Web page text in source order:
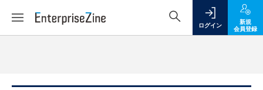
ログイン
新規
会員登録